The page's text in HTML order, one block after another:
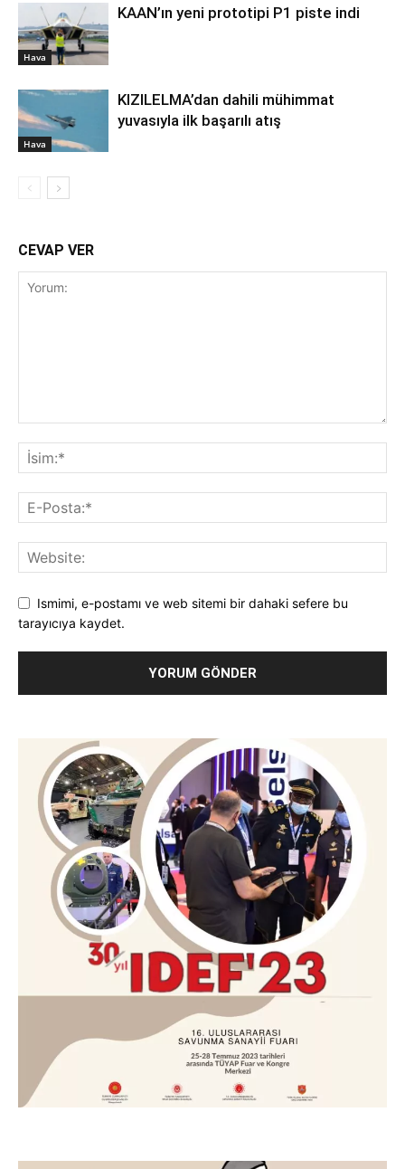
Hava
KAAN’ın yeni prototipi P1 piste indi
Hava
KIZILELMA’dan dahili mühimmat
yuvasıyla ilk başarılı atış
CEVAP VER
Ismimi, e-postamı ve web sitemi bir dahaki sefere bu
tarayıcıya kaydet.